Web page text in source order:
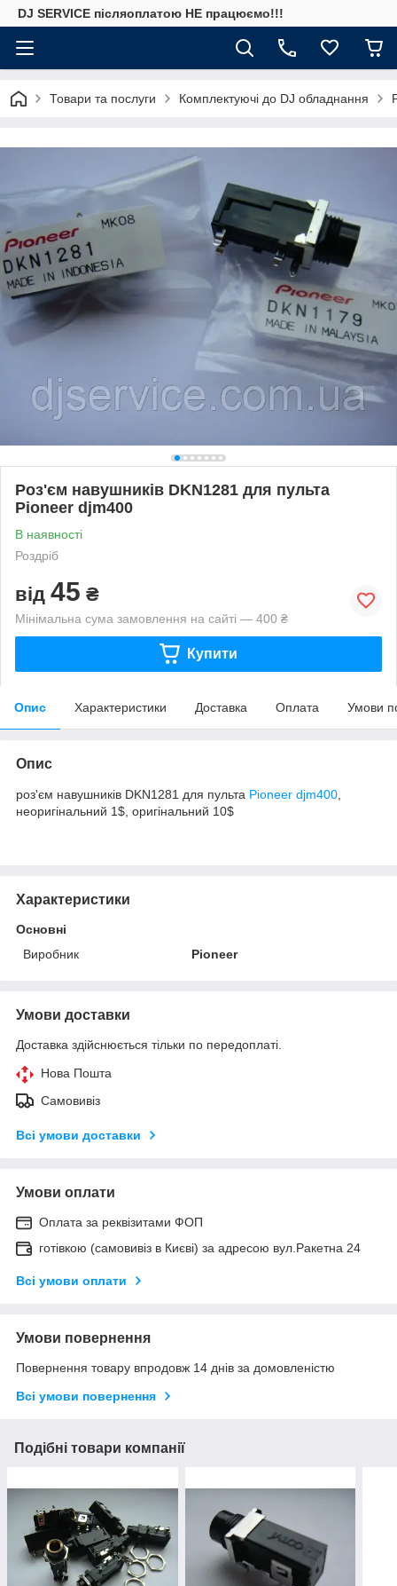
DJ SERVICE пiсляоплатою НЕ працюємо!!!
Товари та послуги Комплектуючі до DJ обладнання
Роз'єм навушників DKN1281 для пульта
Pioneer djm400
В наявності
Роздріб
від 45 ₴
Мінімальна сума замовлення на сайті — 400 ₴
Купити
Опис Характеристики Доставка Оплата Умови
Опис
роз'єм навушників DKN1281 для пульта Pioneer djm400
неоригінальний 1$, оригінальний 10$
Характеристики
Основні
Виробник
Pioneer
Умови доставки
Доставка здійснюється тільки по передоплаті.
Нова Пошта
Самовивіз
Всі умови доставки
Умови оплати
Оплата за реквізитами ФОП
готівкою (самовивіз в Києві) за адресою вул.Ракетна 24
Всі умови оплати
Умови повернення
Повернення товару впродовж 14 днів за домовленістю
Всі умови повернення
Подібні товари компанії